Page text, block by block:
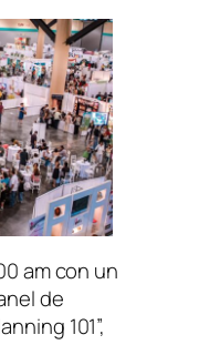
am con un
de
101”,